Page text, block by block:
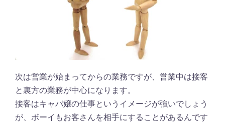
次は営業が始まってからの業務ですが、営業中は接客
と裏方の業務が中心になります。
接客はキャバ嬢の仕事というイメージが強いでしょう
が、ボーイもお客さんを相手にすることがあるんです